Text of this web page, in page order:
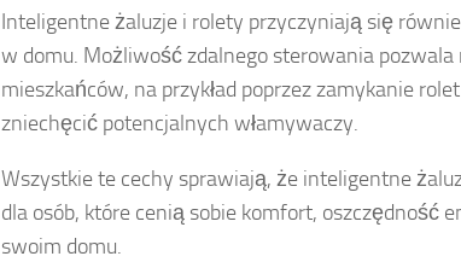
Inteligentne żaluzje i rolety przyczyniają się
w domu. Możliwość zdalnego sterowania pozwala
mieszkańców, na przykład poprzez zamykanie
zniechęcić potencjalnych włamywaczy.
Wszystkie te cechy sprawiają, że inteligentne
dla osób, które cenią sobie komfort, oszczędność
swoim domu.